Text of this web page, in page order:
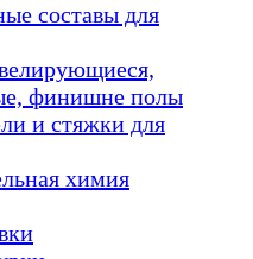
составы для
финишне полы
и стяжки для
химия